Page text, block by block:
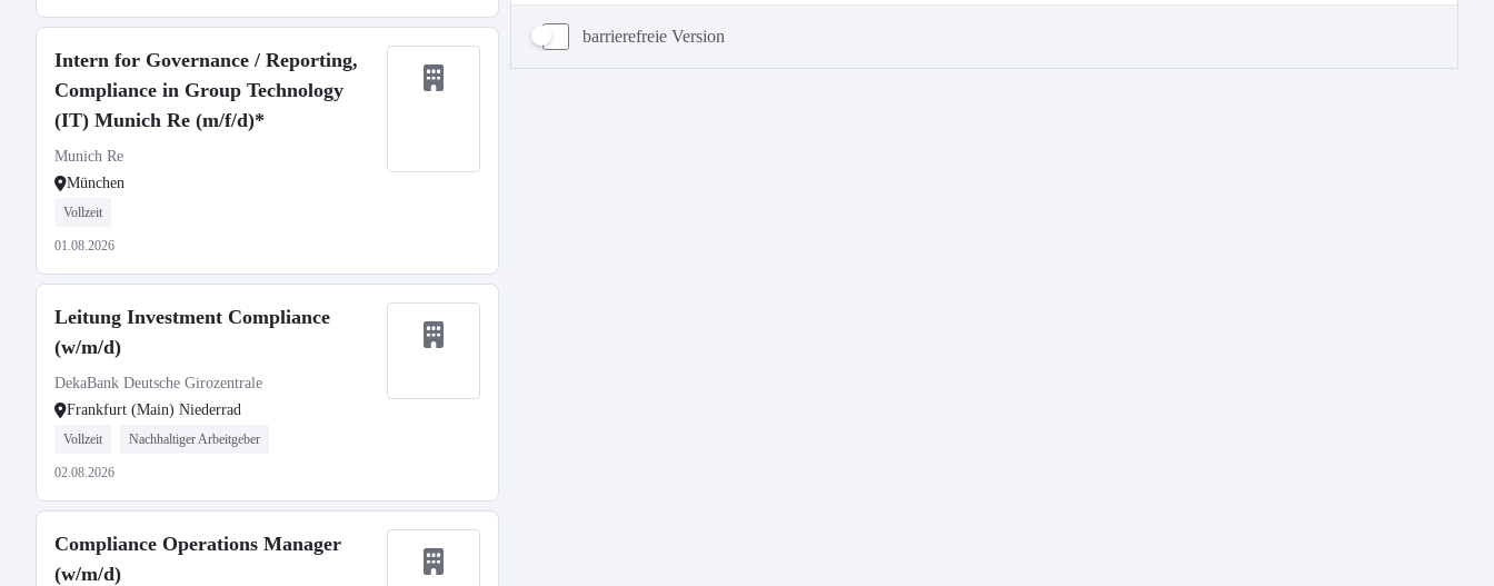
Intern for Governance / Reporting,
Compliance in Group Technology
(IT) Munich Re (m/f/d)*
Munich Re
München
Vollzeit
01.08.2026
Leitung Investment Compliance
(w/m/d)
DekaBank Deutsche Girozentrale
Frankfurt (Main) Niederrad
Vollzeit Nachhaltiger Arbeitgeber
02.08.2026
Compliance Operations Manager
(w/m/d)
barrierefreie Version